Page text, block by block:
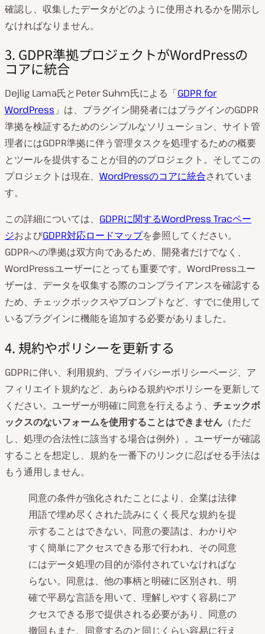
確認し、収集したデータがどのように使用されるかを開示し
なければなりません。
3. GDPR準拠プロジェクトがWordPressの
コアに統合
Dejlig Lama氏とPeter Suhm氏による「GDPR for
WordPress 」は、プラグイン開発者にはプラグインのGDPR
準拠を検証するためのシンプルなソリューション、サイト管
理者にはGDPR準拠に伴う管理タスクを処理するための概要
とツールを提供することが目的のプロジェクト。そしてこの
プロジェクトは現在、 WordPressのコアに統合されていま
す。
この詳細については、 GDPRに関するWordPress Tracペー
ジおよびGDPR対応ロードマップを参照してください。
GDPRへの準拠は双方向であるため、開発者だけでなく、
WordPressユーザーにとっても重要です。WordPressユー
ザーは、データを収集する際のコンプライアンスを確認する
ため、チェックボックスやプロンプトなど、すでに使用して
いるプラグインに機能を追加する必要がありました。
4. 規約やポリシーを更新する
GDPRに伴い、利用規約、プライバシーポリシーページ、ア
フィリエイト規約など、あらゆる規約やポリシーを更新して
ください。ユーザーが明確に同意を行えるよう、 チェックボ
ックスのないフォームを使用することはできません （ただ
し、処理の合法性に該当する場合は例外）。ユーザーが確認
することを想定し、規約を一番下のリンクに忍ばせる手法は
もう通用しません。
同意の条件が強化されたことにより、企業は法律
用語で埋め尽くされた読みにくく長尺な規約を提
示することはできない。同意の要請は、わかりや
すく簡単にアクセスできる形で行われ、その同意
にはデータ処理の目的が添付されていなければな
らない。同意は、他の事柄と明確に区別され、明
確で平易な言語を用いて、理解しやすく容易にア
クセスできる形で提供される必要があり、同意の
撤回もまた、同意するのと同じくらい容易に行え